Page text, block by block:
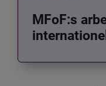
MFoF:s